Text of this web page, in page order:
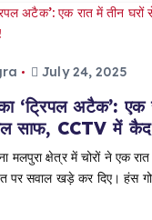
July 24, 2025
‘ट्रिपल अटैक’: एक
साफ, CCTV में
क्षेत्र में चोरों ने एक रात
पर सवाल खड़े कर दिए। हंस